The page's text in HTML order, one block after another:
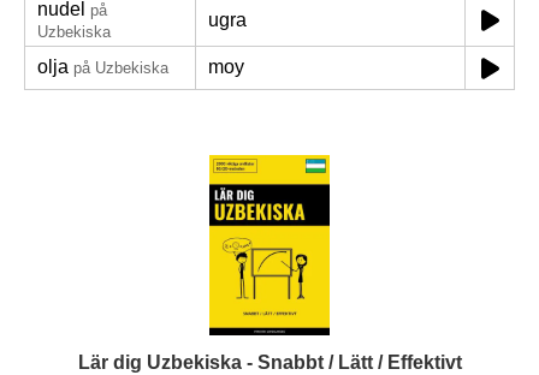
nudel på
Uzbekiska
ugra
olja på Uzbekiska moy
Lär dig Uzbekiska - Snabbt / Lätt / Effektivt